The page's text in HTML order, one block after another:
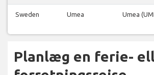
Sweden Umea Umea
Planlæg en ferie-